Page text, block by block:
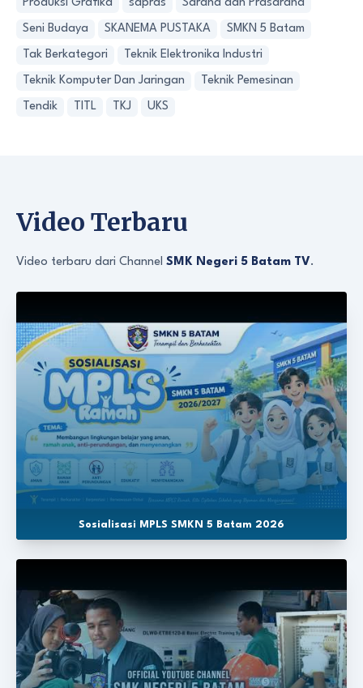
Produksi Grafika sapras Sarana dan Prasarana
Seni Budaya SKANEMA PUSTAKA SMKN 5 Batam
Tak Berkategori Teknik Elektronika Industri
Teknik Komputer Dan Jaringan Teknik Pemesinan
Tendik TITL TKJ UKS
Video Terbaru
Video terbaru dari Channel SMK Negeri 5 Batam TV.
Sosialisasi MPLS SMKN 5 Batam 2026